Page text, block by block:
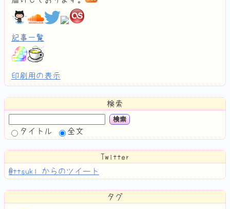
記事一覧
印刷用の表示
検索
検索
タイトル 全文
Twitter
@ttsuki からのツイート
タグ